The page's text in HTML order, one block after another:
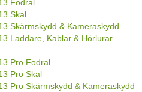
Fodral
Skal
Skärmskydd & Kameraskydd
Laddare, Kablar & Hörlurar
Pro Fodral
Pro Skal
Pro Skärmskydd & Kameraskydd